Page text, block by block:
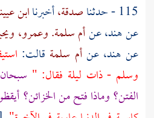
115 - حدثنا
صدقة،أخبرناابن
عنهند،عنأم سلمة.وعمرو،
عن هند، عنأم سلمة قالت:
وسلم - ذات ليلة فقال: "
الفتن؟ وماذا فتح من الخزائن؟